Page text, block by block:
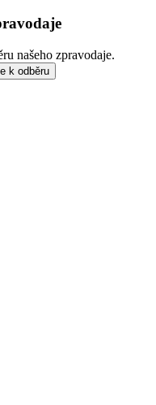
našeho zpravodaje.
k odběru